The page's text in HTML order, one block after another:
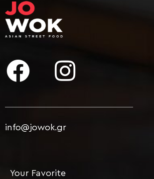
info@jowok.gr
Your Favorite